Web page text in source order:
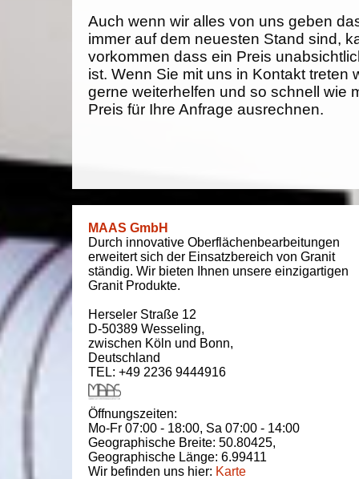
Auch wenn wir alles von uns geben
immer auf dem neuesten Stand sind,
vorkommen dass ein Preis
ist. Wenn Sie mit uns in Kontakt treten
gerne weiterhelfen und so schnell wie
Preis für Ihre Anfrage ausrechnen.
MAAS GmbH
Durch innovative Oberflächenbearbeitungen
erweitert sich der Einsatzbereich von Granit
ständig. Wir bieten Ihnen unsere einzigartigen
Granit Produkte.
Herseler Straße 12
D-50389 Wesseling,
zwischen Köln und Bonn,
Deutschland
TEL: +49 2236 9444916
Öffnungszeiten:
Mo-Fr 07:00 - 18:00, Sa 07:00 - 14:00
Geographische Breite: 50.80425,
Geographische Länge: 6.99411
Wir befinden uns hier: Karte